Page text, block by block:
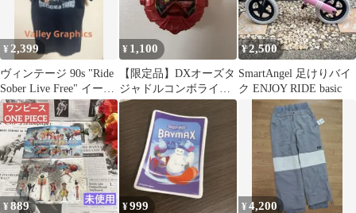
¥2,399
ヴィンテージ 90s "Ride
Sober Live Free" イーグ
ルT
¥ 1,100
【限定品】DXオーズタ
ジャドルコンボライド
ウォッチ 仮面ライダー
ジオウ USED
¥2,500
SmartAngel 足けりバイ
ク ENJOY RIDE basic
¥889 ¥999 ¥4,200